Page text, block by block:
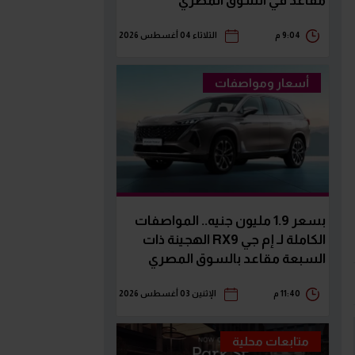
9:04 م الثلاثاء 04 أغسطس 2026
أسعار ومواصفات
بسعر 1.9 مليون جنيه.. المواصفات
الكاملة لـ إم جي RX9 الهجينة ذات
السبعة مقاعد بالسوق المصري
11:40 م الإثنين 03 أغسطس 2026
متابعات محلية